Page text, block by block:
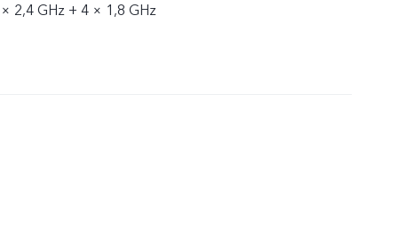
2,4 GHz + 4 × 1,8 GHz